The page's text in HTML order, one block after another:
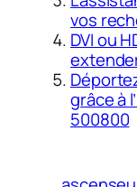
vos
DVI ou
grâce à
500800